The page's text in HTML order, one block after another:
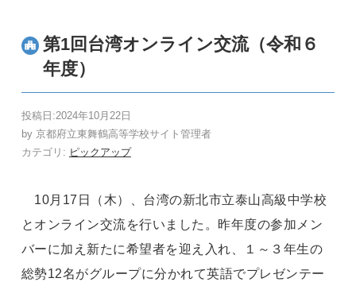
第1回台湾オンライン交流（令和６
年度）
投稿日:2024年10月22日
by 京都府立東舞鶴高等学校サイト管理者
カテゴリ: ピックアップ
10月 17 日（木）、台湾の新北市立泰山高級中学校
とオンライン交流を行いました。昨年度の参加メン
バーに加え新たに希望者を迎え入れ、１～３年生の
総勢12名がグループに分かれて英語でプレゼンテー